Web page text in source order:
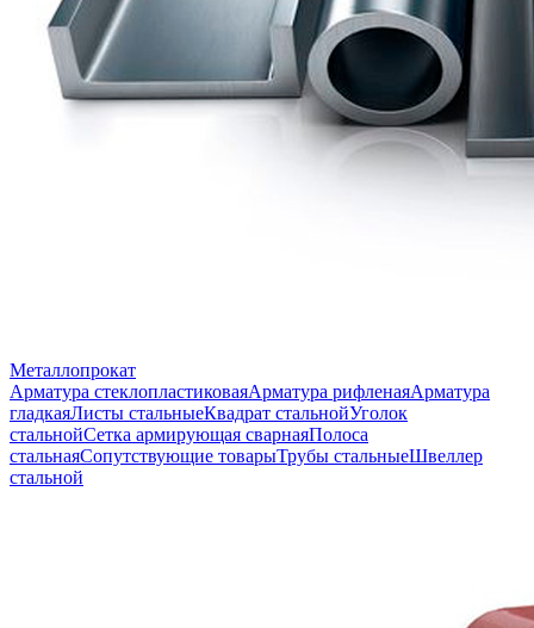
Металлопрокат
Арматура стеклопластиковаяАрматура рифленаяАрматура
гладкаяЛисты стальныеКвадрат стальнойУголок
стальнойСетка армирующая сварнаяПолоса
стальнаяСопутствующие товарыТрубы стальныеШвеллер
стальной